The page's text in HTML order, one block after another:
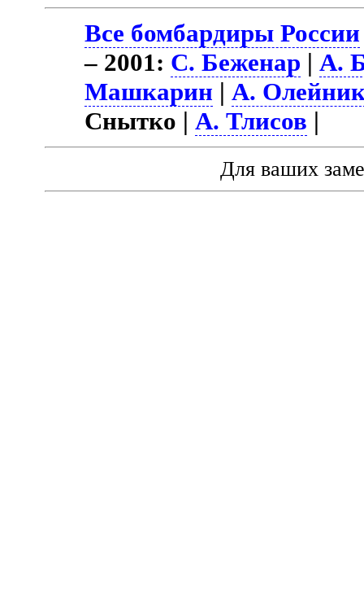
Все бомбардиры России
– 2001: С. Беженар |А.
Машкарин |А.
Снытко |А. Тлисов |
Для ваших